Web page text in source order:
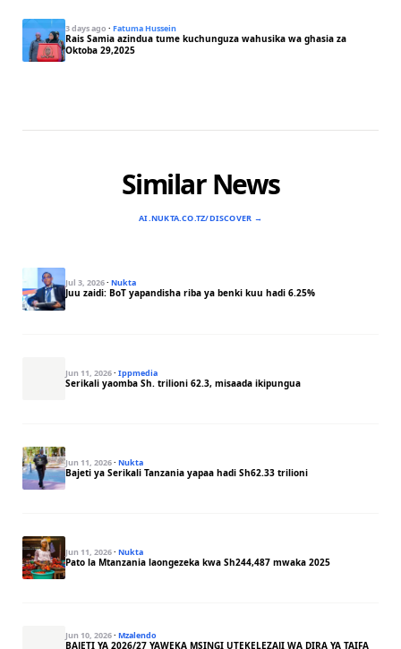
3 days ago · Fatuma Hussein
Rais Samia azindua tume kuchunguza wahusika wa ghasia za
Oktoba 29,2025
Similar News
AI.NUKTA.CO.TZ/DISCOVER →
Jul 3, 2026· Nukta
Juu zaidi: BoT yapandisha riba ya benki kuu hadi 6.25%
Jun 11, 2026· Ippmedia
Serikali yaomba Sh. trilioni 62.3, misaada ikipungua
Jun 11, 2026· Nukta
Bajeti ya Serikali Tanzania yapaa hadi Sh62.33 trilioni
Jun 11, 2026· Nukta
Pato la Mtanzania laongezeka kwa Sh244,487 mwaka 2025
Jun 10, 2026· Mzalendo
BAJETI YA 2026/27 YAWEKA MSINGI UTEKELEZAJI WA DIRA YA TAIFA